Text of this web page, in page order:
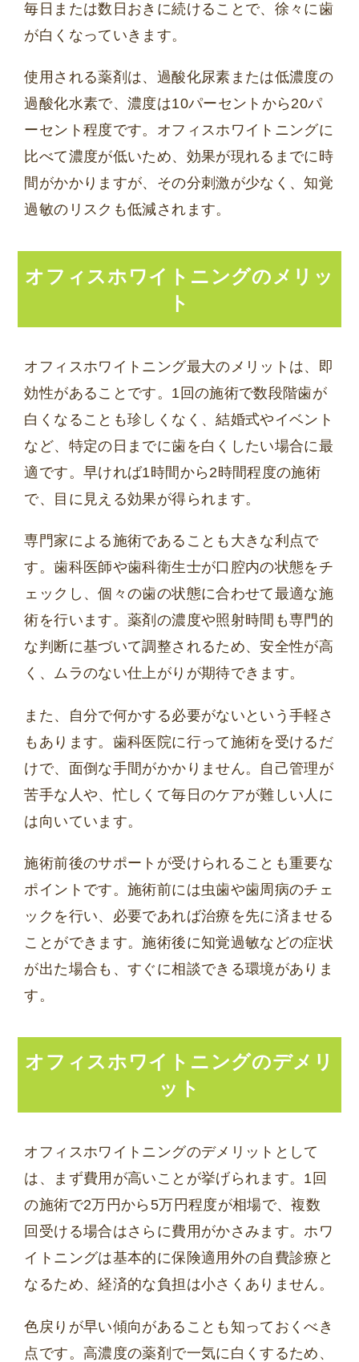
毎日または数日おきに続けることで、徐々に歯
が白くなっていきます。
使用される薬剤は、過酸化尿素または低濃度の
過酸化水素で、濃度は10パーセントから20パ
ーセント程度です。オフィスホワイトニングに
比べて濃度が低いため、効果が現れるまでに時
間がかかりますが、その分刺激が少なく、知覚
過敏のリスクも低減されます。
オフィスホワイトニングのメリッ
ト
オフィスホワイトニング最大のメリットは、即
効性があることです。1回の施術で数段階歯が
白くなることも珍しくなく、結婚式やイベント
など、特定の日までに歯を白くしたい場合に最
適です。早ければ1時間から2時間程度の施術
で、目に見える効果が得られます。
専門家による施術であることも大きな利点で
す。歯科医師や歯科衛生士が口腔内の状態をチ
ェックし、個々の歯の状態に合わせて最適な施
術を行います。薬剤の濃度や照射時間も専門的
な判断に基づいて調整されるため、安全性が高
く、ムラのない仕上がりが期待できます。
また、自分で何かする必要がないという手軽さ
もあります。歯科医院に行って施術を受けるだ
けで、面倒な手間がかかりません。自己管理が
苦手な人や、忙しくて毎日のケアが難しい人に
は向いています。
施術前後のサポートが受けられることも重要な
ポイントです。施術前には虫歯や歯周病のチェ
ックを行い、必要であれば治療を先に済ませる
ことができます。施術後に知覚過敏などの症状
が出た場合も、すぐに相談できる環境がありま
す。
オフィスホワイトニングのデメリ
ット
オフィスホワイトニングのデメリットとして
は、まず費用が高いことが挙げられます。1回
の施術で2万円から5万円程度が相場で、複数
回受ける場合はさらに費用がかさみます。ホワ
イトニングは基本的に保険適用外の自費診療と
なるため、経済的な負担は小さくありません。
色戻りが早い傾向があることも知っておくべき
点です。高濃度の薬剤で一気に白くするため、